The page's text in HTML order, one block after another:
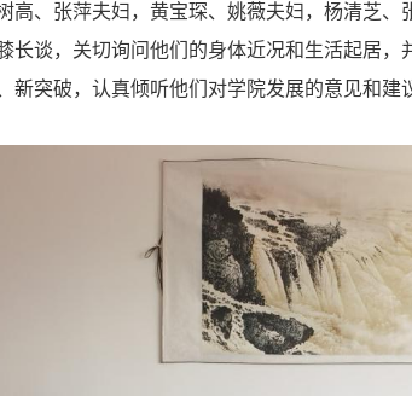
高、张萍夫妇，黄宝琛、姚薇夫妇，杨清芝
长谈，关切询问他们的身体近况和生活起居
新突破，认真倾听他们对学院发展的意见和建